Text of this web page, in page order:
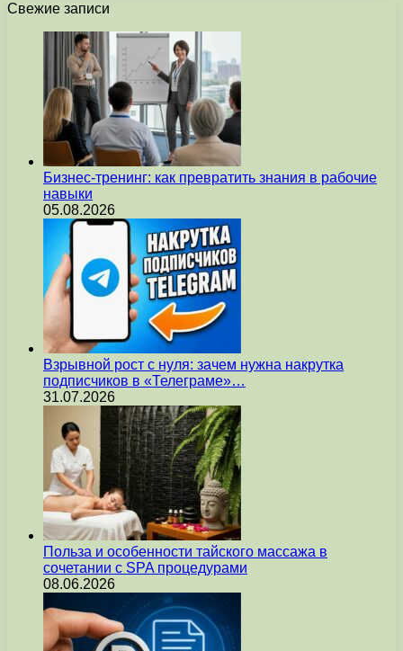
Свежие записи
Бизнес-тренинг: как превратить знания в рабочие
навыки
05.08.2026
Взрывной рост с нуля: зачем нужна накрутка
подписчиков в «Телеграме»…
31.07.2026
Польза и особенности тайского массажа в
сочетании с SPA процедурами
08.06.2026